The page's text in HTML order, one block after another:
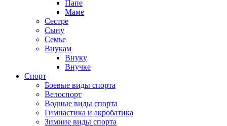
Папе
Маме
Сестре
Сыну
Семье
Внукам
Внуку
Внучке
Спорт
Боевые виды спорта
Велоспорт
Водные виды спорта
Гимнастика и акробатика
Зимние виды спорта